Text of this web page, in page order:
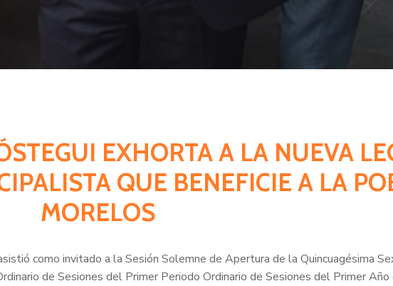
EXHORTA A LA NUEVA
QUE BENEFICIE A LA
MORELOS
como invitado a la Sesión Solemne de Apertura de la Quincuagésima
de Sesiones del Primer Periodo Ordinario de Sesiones del Primer Año